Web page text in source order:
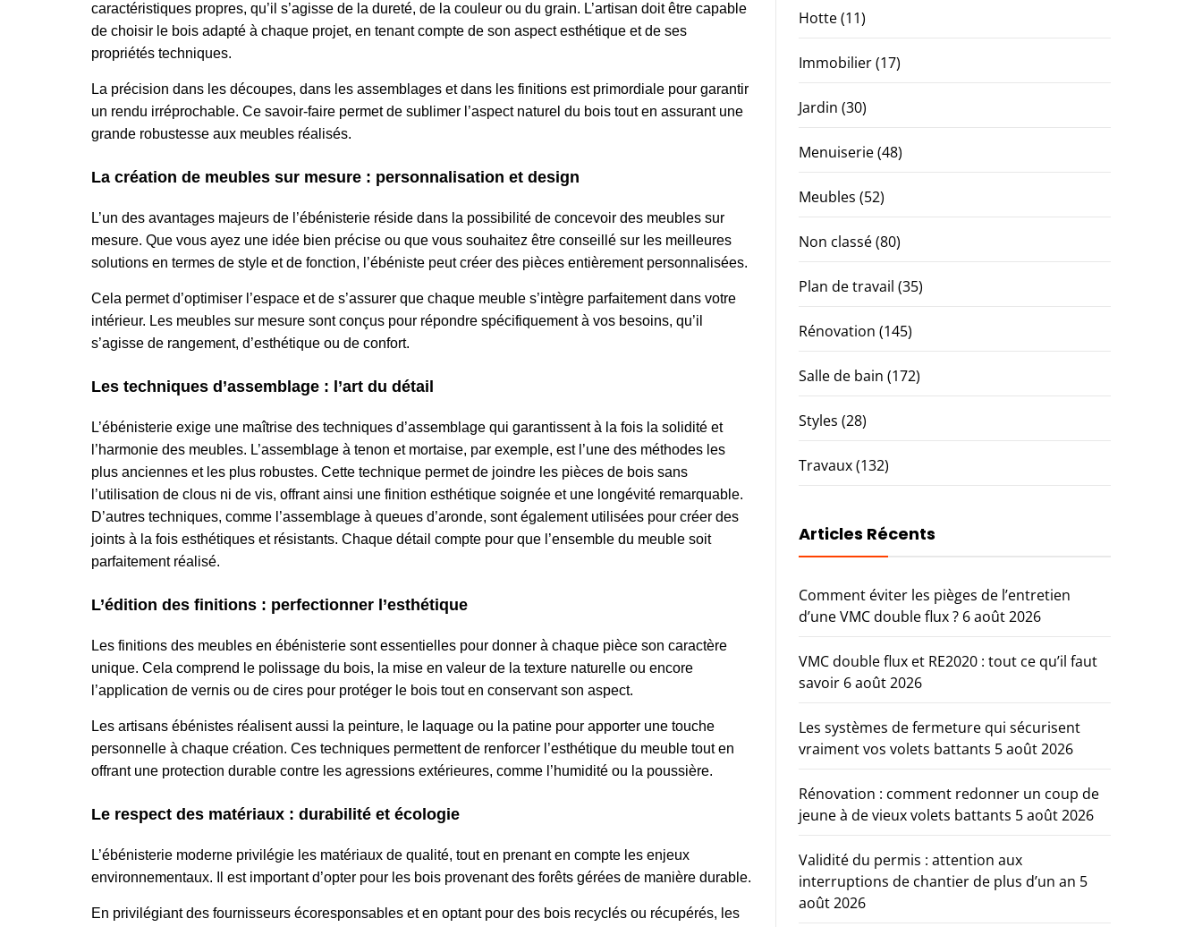
caractéristiques propres, qu’il s’agisse de la dureté, de la couleur ou du grain. L’artisan doit être capable
de choisir le bois adapté à chaque projet, en tenant compte de son aspect esthétique et de ses
propriétés techniques.
La précision dans les découpes, dans les assemblages et dans les finitions est primordiale pour garantir
un rendu irréprochable. Ce savoir-faire permet de sublimer l’aspect naturel du bois tout en assurant une
grande robustesse aux meubles réalisés.
La création de meubles sur mesure : personnalisation et design
L’un des avantages majeurs de l’ébénisterie réside dans la possibilité de concevoir des meubles sur
mesure. Que vous ayez une idée bien précise ou que vous souhaitez être conseillé sur les meilleures
solutions en termes de style et de fonction, l’ébéniste peut créer des pièces entièrement personnalisées.
Cela permet d’optimiser l’espace et de s’assurer que chaque meuble s’intègre parfaitement dans votre
intérieur. Les meubles sur mesure sont conçus pour répondre spécifiquement à vos besoins, qu’il
s’agisse de rangement, d’esthétique ou de confort.
Les techniques d’assemblage : l’art du détail
L’ébénisterie exige une maîtrise des techniques d’assemblage qui garantissent à la fois la solidité et
l’harmonie des meubles. L’assemblage à tenon et mortaise, par exemple, est l’une des méthodes les
plus anciennes et les plus robustes. Cette technique permet de joindre les pièces de bois sans
l’utilisation de clous ni de vis, offrant ainsi une finition esthétique soignée et une longévité remarquable.
D’autres techniques, comme l’assemblage à queues d’aronde, sont également utilisées pour créer des
joints à la fois esthétiques et résistants. Chaque détail compte pour que l’ensemble du meuble soit
parfaitement réalisé.
L’édition des finitions : perfectionner l’esthétique
Les finitions des meubles en ébénisterie sont essentielles pour donner à chaque pièce son caractère
unique. Cela comprend le polissage du bois, la mise en valeur de la texture naturelle ou encore
l’application de vernis ou de cires pour protéger le bois tout en conservant son aspect.
Les artisans ébénistes réalisent aussi la peinture, le laquage ou la patine pour apporter une touche
personnelle à chaque création. Ces techniques permettent de renforcer l’esthétique du meuble tout en
offrant une protection durable contre les agressions extérieures, comme l’humidité ou la poussière.
Le respect des matériaux : durabilité et écologie
L’ébénisterie moderne privilégie les matériaux de qualité, tout en prenant en compte les enjeux
environnementaux. Il est important d’opter pour les bois provenant des forêts gérées de manière durable.
En privilégiant des fournisseurs écoresponsables et en optant pour des bois recyclés ou récupérés, les
Hotte(11)
Immobilier(17)
Jardin (30)
Menuiserie(48)
Meubles (52)
Non classé(80)
Plan de travail (35)
Rénovation (145)
Salle de bain (172)
Styles (28)
Travaux(132)
Articles Récents
Comment éviter les pièges de l’entretien
d’une VMC double flux ? 6 août 2026
VMC double flux et RE2020 : tout ce qu’il faut
savoir 6 août 2026
Les systèmes de fermeture qui sécurisent
vraiment vos volets battants 5 août 2026
Rénovation : comment redonner un coup de
jeune à de vieux volets battants 5 août 2026
Validité du permis : attention aux
interruptions de chantier de plus d’un an 5
août 2026